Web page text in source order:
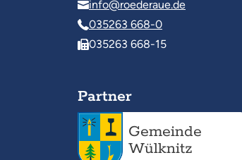
info@roederaue.de
035263 668-0
035263 668-15
Partner
Gemeinde
Wülknitz